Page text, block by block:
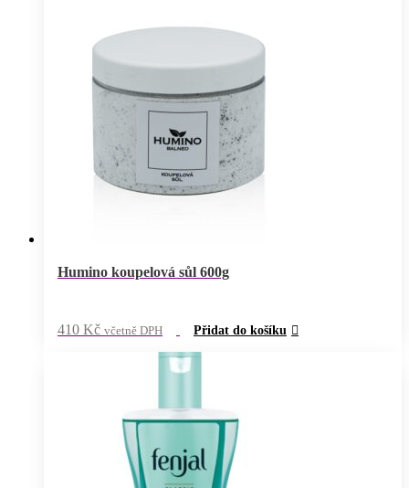
Humino koupelová sůl 600g
410 Kč včetně DPH Přidat do košíku